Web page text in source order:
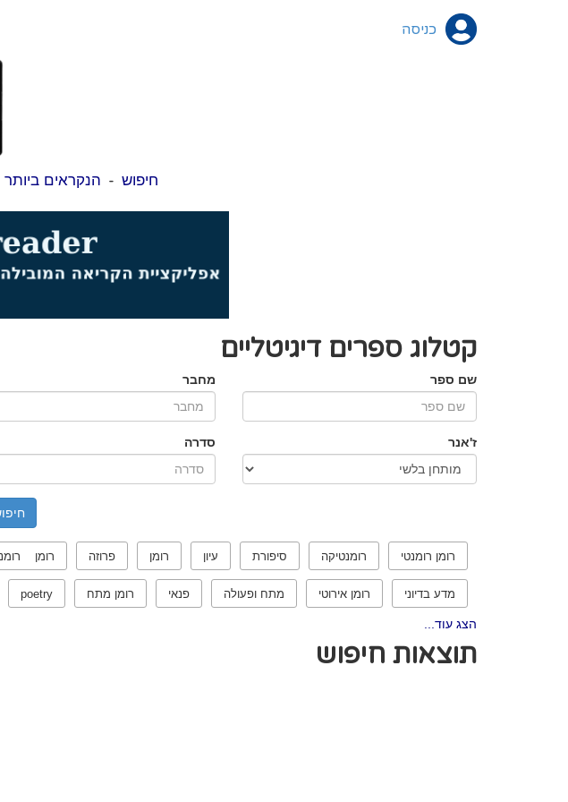
כניסה
חיפוש - הנקראים ביותר
קטלוג ספרים דיגיטליים
שם ספר מחבר
ז'אנר סדרה
רומן רומנטי רומנטיקה סיפורת עיון רומן פרוזה רומן
מדע בדיוני רומן אירוטי מתח ופעולה פנאי רומן מתח poetry
הצג עוד...
תוצאות חיפוש